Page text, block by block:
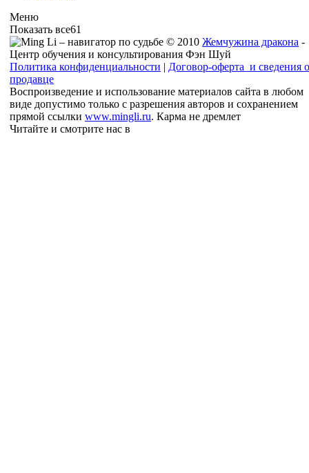
Меню
Показать все61
© 2010 Жемчужина дракона -
Центр обучения и консультирования Фэн Шуй
Политика конфиденциальности | Договор-оферта и сведения о
продавце
Воспроизведение и использование материалов сайта в любом
виде допустимо только с разрешения авторов и сохранением
прямой ссылки www.mingli.ru. Карма не дремлет
Читайте и смотрите нас в